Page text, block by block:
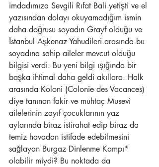
imdadımıza Sevgili Rıfat Bali yetişti ve el
yazısından dolayı okuyamadığım ismin
daha doğrusu soyadın Grayf olduğu ve
İstanbul Aşkenaz Yahudileri arasında bu
soyadına sahip aileler mevcut olduğu
bilgisi verdi. Bu yeni bilgi ışığında bir
başka ihtimal daha geldi akıllara. Halk
arasında Koloni (Colonie des Vacances)
diye tanınan fakir ve muhtaç Musevi
ailelerinin zayıf çocuklarının yaz
aylarında biraz istirahat edip biraz da
temiz havadan istifade edebilmesini
sağlayan Burgaz Dinlenme Kampı*
olabilir miydi? Bu noktada da